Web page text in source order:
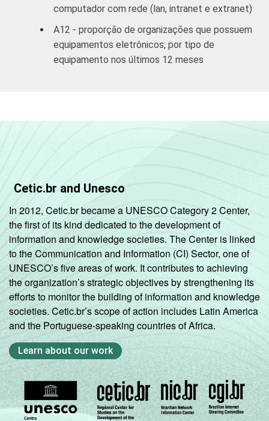
computador com rede (lan, intranet e extranet)
A12 - proporção de organizações que possuem
equipamentos eletrônicos, por tipo de
equipamento nos últimos 12 meses
Cetic.br and Unesco
In 2012, Cetic.br became a UNESCO Category 2 Center,
the first of its kind dedicated to the development of
information and knowledge societies. The Center is linked
to the Communication and Information (CI) Sector, one of
UNESCO’s five areas of work. It contributes to achieving
the organization’s strategic objectives by strengthening its
efforts to monitor the building of information and knowledge
societies. Cetic.br’s scope of action includes Latin America
and the Portuguese-speaking countries of Africa.
Learn about our work